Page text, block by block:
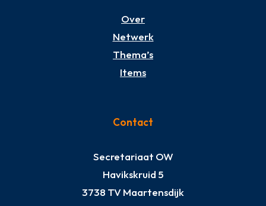
Over
Netwerk
Thema’s
Items
Contact
Secretariaat OW
Havikskruid 5
3738 TV Maartensdijk